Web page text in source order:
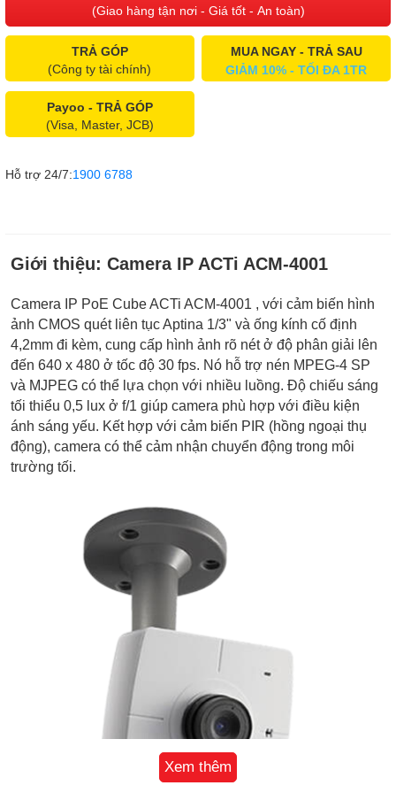
(Giao hàng tận nơi - Giá tốt - An toàn)
TRẢ GÓP
(Công ty tài chính)
MUA NGAY - TRẢ SAU
GIẢM 10% - TỐI ĐA 1TR
Payoo - TRẢ GÓP
(Visa, Master, JCB)
Hỗ trợ 24/7:1900 6788
Giới thiệu: Camera IP ACTi ACM-4001
Camera IP PoE Cube ACTi ACM-4001 , với cảm biến hình
ảnh CMOS quét liên tục Aptina 1/3" và ống kính cố định
4,2mm đi kèm, cung cấp hình ảnh rõ nét ở độ phân giải lên
đến 640 x 480 ở tốc độ 30 fps. Nó hỗ trợ nén MPEG-4 SP
và MJPEG có thể lựa chọn với nhiều luồng. Độ chiếu sáng
tối thiểu 0,5 lux ở f/1 giúp camera phù hợp với điều kiện
ánh sáng yếu. Kết hợp với cảm biến PIR (hồng ngoại thụ
động), camera có thể cảm nhận chuyển động trong môi
trường tối.
Xem thêm